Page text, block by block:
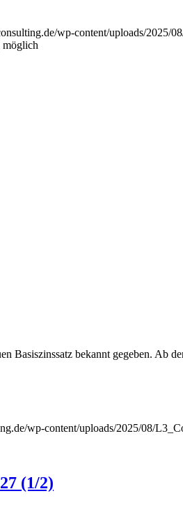
wp-content/uploads/2025/
Basiszinssatz bekannt gegeben. Ab
wp-content/uploads/2025/08/
(1/2)